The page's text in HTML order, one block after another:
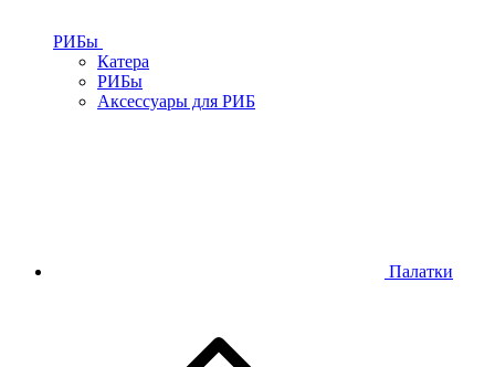
РИБы
Катера
РИБы
Аксессуары для РИБ
Палатки